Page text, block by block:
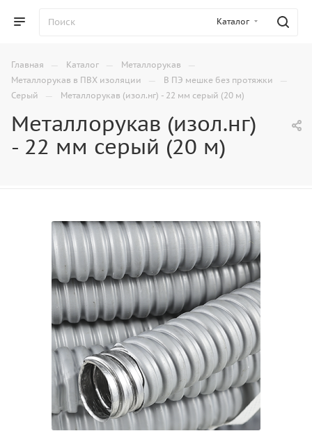
Каталог
Главная — Каталог — Металлорукав —
Металлорукав в ПВХ изоляции — В ПЭ мешке без протяжки —
Серый — Металлорукав (изол.нг) - 22 мм серый (20 м)
Металлорукав (изол.нг)
- 22 мм серый (20 м)